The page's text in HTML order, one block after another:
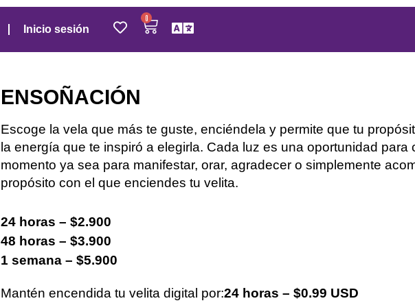
Inicio sesión
0
ENSOÑACIÓN
Escoge la vela que más te guste, enciéndela y permite que tu
la energía que te inspiró a elegirla. Cada luz es una oportunidad para
momento ya sea para manifestar, orar, agradecer o simplemente
propósito con el que enciendes tu velita.
24 horas – $2.900
48 horas – $3.900
1 semana – $5.900
Mantén encendida tu velita digital por:24 horas – $0.99 USD